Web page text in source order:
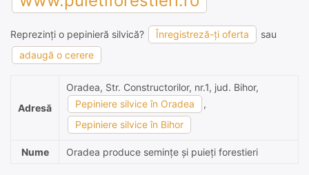
Reprezinți o pepinieră silvică? Înregistreză-ți oferta
sau
adaugă o cerere
Adresă
Oradea, Str. Constructorilor, nr.1, jud. Bihor,
Pepiniere silvice în Oradea
,
Pepiniere silvice în Bihor
Nume Oradea produce semințe și puieți forestieri